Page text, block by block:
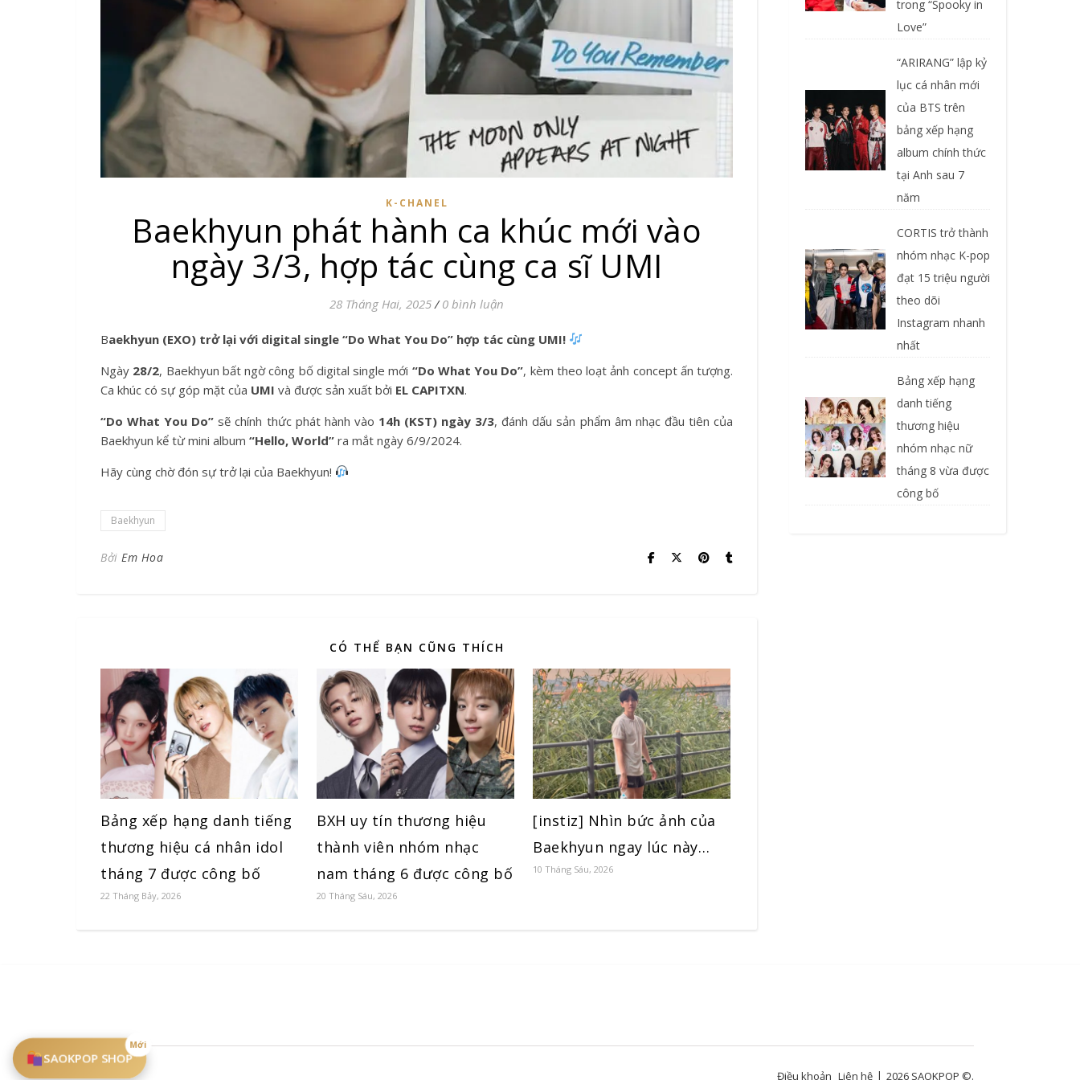
K-CHANEL
Baekhyun phát hành ca khúc mới vào
ngày 3/3, hợp tác cùng ca sĩ UMI
28 Tháng Hai, 2025 / 0 bình luận
Baekhyun (EXO) trở lại với digital single “Do What You Do” hợp tác cùng UMI!
Ngày 28/2, Baekhyun bất ngờ công bố digital single mới “Do What You Do”, kèm theo loạt ảnh concept ấn tượng.
Ca khúc có sự góp mặt của UMI và được sản xuất bởi EL CAPITXN.
“Do What You Do” sẽ chính thức phát hành vào 14h (KST) ngày 3/3, đánh dấu sản phẩm âm nhạc đầu tiên của
Baekhyun kể từ mini album “Hello, World” ra mắt ngày 6/9/2024.
Hãy cùng chờ đón sự trở lại của Baekhyun!
Baekhyun
Bởi Em Hoa
CÓ THỂ BẠN CŨNG THÍCH
Bảng xếp hạng danh tiếng
thương hiệu cá nhân idol
tháng 7 được công bố
22 Tháng Bảy, 2026
BXH uy tín thương hiệu
thành viên nhóm nhạc
nam tháng 6 được công bố
20 Tháng Sáu, 2026
[instiz] Nhìn bức ảnh của
Baekhyun ngay lúc này…
10 Tháng Sáu, 2026
trong “Spooky in
Love”
“ARIRANG” lập kỷ
lục cá nhân mới
của BTS trên
bảng xếp hạng
album chính thức
tại Anh sau 7
năm
CORTIS trở thành
nhóm nhạc K-pop
đạt 15 triệu người
theo dõi
Instagram nhanh
nhất
Bảng xếp hạng
danh tiếng
thương hiệu
nhóm nhạc nữ
tháng 8 vừa được
công bố
SAOKPOP SHOP
Mới
2026 SAOKPOP ©.
Điều khoản Liên hệ